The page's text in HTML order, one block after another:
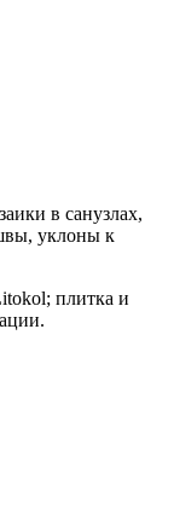
в санузлах,
уклоны к
плитка и